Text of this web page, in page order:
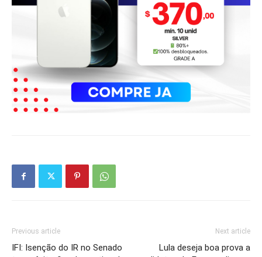
Previous article
IFI: Isenção do IR no Senado
Next article
Lula deseja boa prova a